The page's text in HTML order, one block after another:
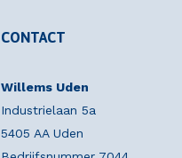
CONTACT
Willems Uden
Industrielaan 5a
5405 AA Uden